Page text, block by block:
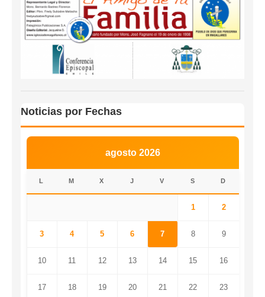
Noticias por Fechas
agosto 2026
L M X J V S D
1 2
3 4 5 6 7 8 9
10 11 12 13 14 15 16
17 18 19 20 21 22 23